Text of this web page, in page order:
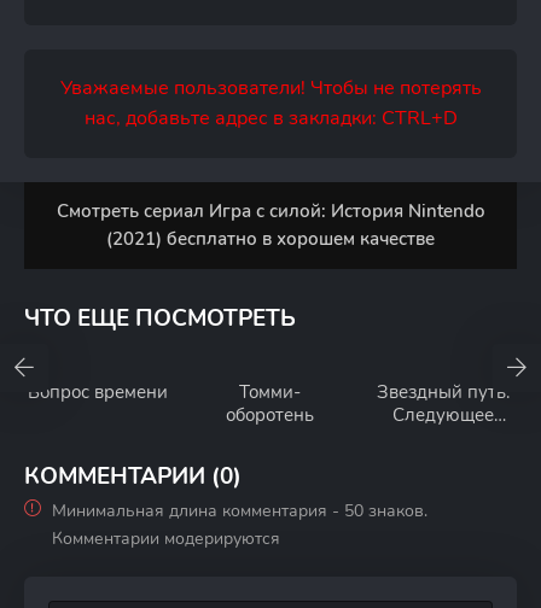
Уважаемые пользователи! Чтобы не потерять
нас, добавьте адрес в закладки: CTRL+D
Смотреть сериал Игра с силой: История Nintendo
(2021) бесплатно в хорошем качестве
ЧТО ЕЩЕ ПОСМОТРЕТЬ
Вопрос времени
Томми-
оборотень
Звездный путь:
Следующее
КОММЕНТАРИИ (0)
Минимальная длина комментария - 50 знаков.
Комментарии модерируются